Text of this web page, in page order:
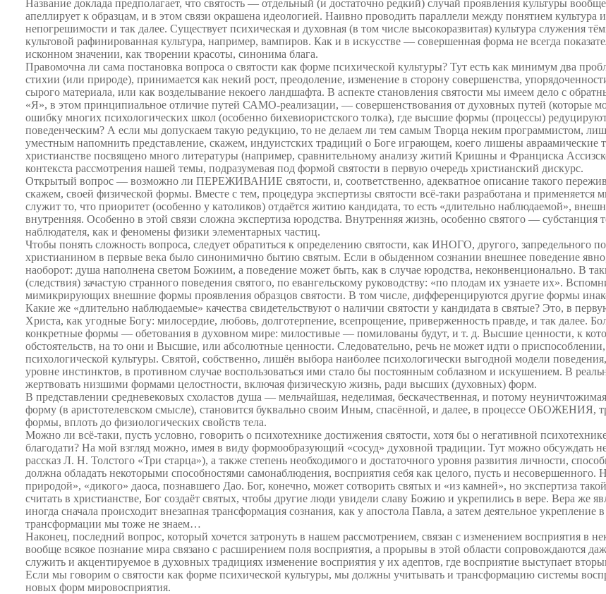
как
форма
психической
культуры
Название доклада предполагает, что святость — отдельный (и достаточно редкий) случай проявления культуры
апеллирует к образцам, и в этом связи окрашена идеологией. Наивно проводить параллели между понятием культура
непогрешимости и так далее. Существует психическая и духовная (в том числе высокоразвитая) культура служения
культовой рафинированная культура, например, вампиров. Как и в искусстве — совершенная форма не всегда
исконном значении, как творении красоты, синонима блага.
Правомочна ли сама постановка вопроса о святости как форме психической культуры? Тут есть как минимум два
стихии (или природе), принимается как некий рост, преодоление, изменение в сторону совершенства,
сырого материала, или как возделывание некоего ландшафта. В аспекте становления святости мы имеем дело с
«Я», в этом принципиальное отличие путей САМО-реализации, — совершенствования от духовных путей (которые
ошибку многих психологических школ (особенно бихевиористского толка), где высшие формы (процессы)
поведенческим? А если мы допускаем такую редукцию, то не делаем ли тем самым Творца неким программистом,
уместным напомнить представление, скажем, индуистских традиций о Боге играющем, коего лишены
христианстве посвящено много литературы (например, сравнительному анализу житий Кришны и Франциска
контекста рассмотрения нашей темы, подразумевая под формой святости в первую очередь христианский дискурс.
Открытый вопрос — возможно ли ПЕРЕЖИВАНИЕ святости, и, соответственно, адекватное описание такого
скажем, своей физической формы. Вместе с тем, процедура экспертизы святости всё-таки разработана и
служит то, что приоритет (особенно у католиков) отдаётся житию кандидата, то есть «длительно наблюдаемой»,
внутренняя. Особенно в этой связи сложна экспертиза юродства. Внутренняя жизнь, особенно святого —
наблюдателя, как и феномены физики элементарных частиц.
Чтобы понять сложность вопроса, следует обратиться к определению святости, как ИНОГО, другого,
христианином в первые века было синонимично бытию святым. Если в обыденном сознании внешнее поведение
наоборот: душа наполнена светом Божиим, а поведение может быть, как в случае юродства, неконвенционально. В
(следствия) зачастую странного поведения святого, по евангельскому руководству: «по плодам их узнаете их».
мимикрирующих внешние формы проявления образцов святости. В том числе, дифференцируются другие формы
Какие же «длительно наблюдаемые» качества свидетельствуют о наличии святости у кандидата в святые? Это, в
Христа, как угодные Богу: милосердие, любовь, долготерпение, всепрощение, приверженность правде, и так далее.
конкретные формы — обетования в духовном мире: милостивые — помилованы будут, и т. д. Высшие ценности, к
обстоятельств, на то они и Высшие, или абсолютные ценности. Следовательно, речь не может идти о
психологической культуры. Святой, собственно, лишён выбора наиболее психологически выгодной модели
уровне инстинктов, в противном случае воспользоваться ими стало бы постоянным соблазном и искушением. В
жертвовать низшими формами целостности, включая физическую жизнь, ради высших (духовных) форм.
В представлении средневековых схоластов душа — мельчайшая, неделимая, бескачественная, и потому
форму (в аристотелевском смысле), становится буквально своим Иным, спасённой, и далее, в процессе ОБОЖЕНИЯ,
формы, вплоть до физиологических свойств тела.
Можно ли всё-таки, пусть условно, говорить о психотехнике достижения святости, хотя бы о негативной
благодати? На мой взгляд можно, имея в виду формообразующий «сосуд» духовной традиции. Тут можно обсуждать
рассказ Л. Н. Толстого «Три старца»), а также степень необходимого и достаточного уровня развития личности,
должна обладать некоторыми способностями самонаблюдения, восприятия себя как целого, пусть и несовершенного.
природой», «дикого» даоса, познавшего Дао. Бог, конечно, может сотворить святых и «из камней», но экспертиза
считать в христианстве, Бог создаёт святых, чтобы другие люди увидели славу Божию и укрепились в вере. Вера же
иногда сначала происходит внезапная трансформация сознания, как у апостола Павла, а затем деятельное
трансформации мы тоже не знаем…
Наконец, последний вопрос, который хочется затронуть в нашем рассмотрением, связан с изменением восприятия в
вообще всякое познание мира связано с расширением поля восприятия, а прорывы в этой области сопровождаются
служить и акцентируемое в духовных традициях изменение восприятия у их адептов, где восприятие выступает
Если мы говорим о святости как форме психической культуры, мы должны учитывать и трансформацию системы
новых форм мировосприятия.